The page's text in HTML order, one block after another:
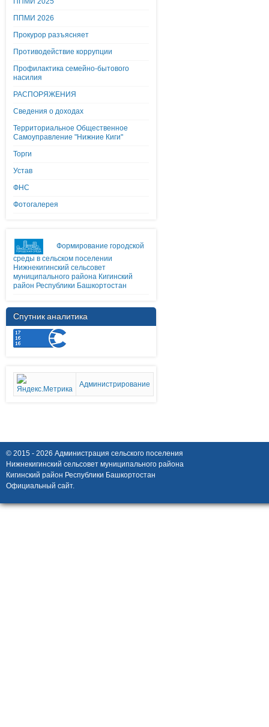
ППМИ 2026
Прокурор разъясняет
Противодействие коррупции
Профилактика семейно-бытового
насилия
РАСПОРЯЖЕНИЯ
Сведения о доходах
Территориальное Общественное
Самоуправление "Нижние Киги"
Торги
Устав
ФНС
Фотогалерея
Формирование городской
среды в сельском поселении
Нижнекигинский сельсовет
муниципального района Кигинский
район Республики Башкортостан
Спутник аналитика
Администрирование
© 2015 - 2026 Администрация сельского поселения
Нижнекигинский сельсовет муниципального района
Кигинский район Республики Башкортостан
Официальный сайт.